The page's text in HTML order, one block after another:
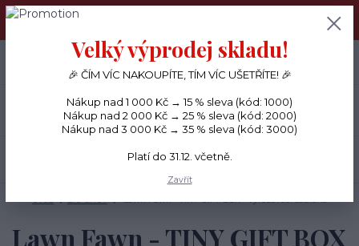
PŘÁNÍČKA a PAPÍROVÉ DÁRKY odesílám každý den, KREATIVNÍ
Menu
CZK
+420 734 380 930
(Po-Ne, 8-20 hod.)
Lawn Fawn - TINY GIFT BOX
Velký výprodej skladu!
🎉 ČÍM VÍC NAKOUPÍTE, TÍM VÍC UŠETŘÍTE! 🎉
Nákup nad 1 000 Kč → 15 % sleva (kód: 1000)
Nákup nad 2 000 Kč → 25 % sleva (kód: 2000)
Nákup nad 3 000 Kč → 35 % sleva (kód: 3000)
Platí do 31.12. včetně.
Zavřít